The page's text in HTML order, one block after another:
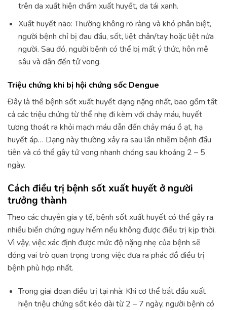
trên da xuất hiện chấm xuất huyết, da tái xanh.
Xuất huyết não: Thường không rõ ràng và khó phân biệt,
người bệnh chỉ bị đau đầu, sốt, liệt chân/tay hoặc liệt nửa
người. Sau đó, người bệnh có thể bị mất ý thức, hôn mê
sâu và dẫn đến tử vong.
Triệu chứng khi bị hội chứng sốc Dengue
Đây là thể bệnh sốt xuất huyết dạng nặng nhất, bao gồm tất
cả các triệu chứng từ thể nhẹ đi kèm với chảy máu, huyết
tương thoát ra khỏi mạch máu dẫn đến chảy máu ồ ạt, hạ
huyết áp… Dạng này thường xảy ra sau lần nhiễm bệnh đầu
tiên và có thể gây tử vong nhanh chóng sau khoảng 2 – 5
ngày.
Cách điều trị bệnh sốt xuất huyết ở người
trưởng thành
Theo các chuyên gia y tế, bệnh sốt xuất huyết có thể gây ra
nhiều biến chứng nguy hiểm nếu không được điều trị kịp thời.
Vì vậy, việc xác định được mức độ nặng nhẹ của bệnh sẽ
đóng vai trò quan trọng trong việc đưa ra phác đồ điều trị
bệnh phù hợp nhất.
Trong giai đoạn điều trị tại nhà: Khi cơ thể bắt đầu xuất
hiện triệu chứng sốt kéo dài từ 2 – 7 ngày, người bệnh có